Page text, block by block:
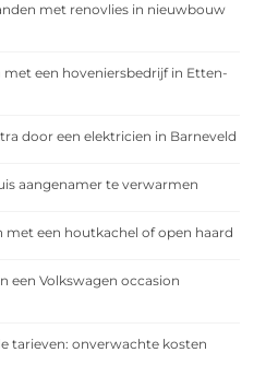
met renovlies in nieuwbouw
een hoveniersbedrijf in Etten-
door een elektricien in Barneveld
aangenamer te verwarmen
met een houtkachel of open haard
een Volkswagen occasion
tarieven: onverwachte kosten